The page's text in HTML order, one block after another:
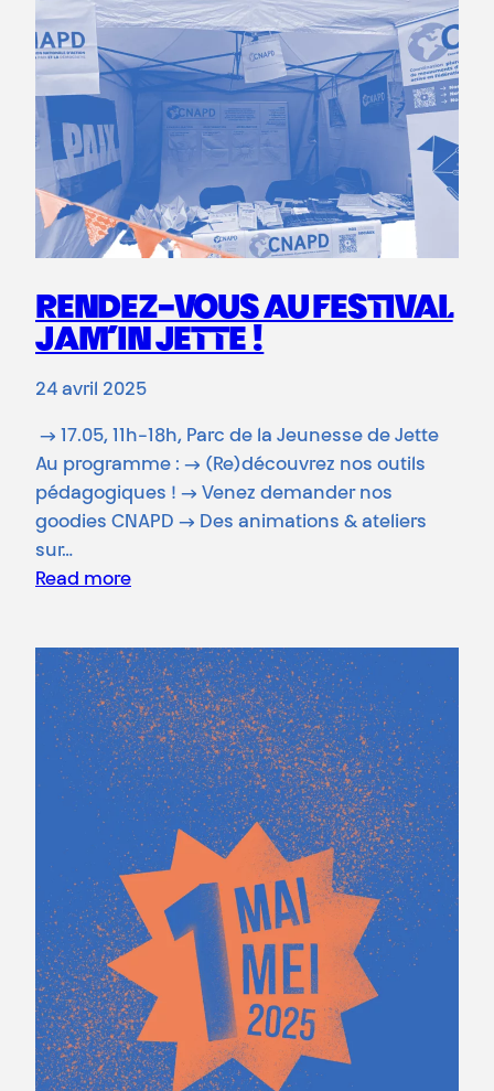
RENDEZ-VOUS AU FESTIVAL
JAM’IN JETTE !
24 avril 2025
→ 17.05, 11h-18h, Parc de la Jeunesse de Jette
Au programme : → (Re)découvrez nos outils
pédagogiques ! → Venez demander nos
goodies CNAPD → Des animations & ateliers
sur…
Read more